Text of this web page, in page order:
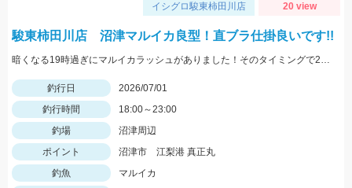
イシグロ駿東柿田川店 20 view
駿東柿田川店 沼津マルイカ良型！直ブラ仕掛良いです!!
暗くなる19時過ぎにマルイカラッシュがありました！そのタイミングで20杯近く釣ることができましたが後半はイカメタルのメタルスッテに反応が集中しました。
釣行日
2026/07/01
釣行時間
18:00～23:00
釣場
沼津周辺
ポイント
沼津市 江梨港 真正丸
釣魚
マルイカ